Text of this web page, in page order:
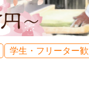
学生・フリーター